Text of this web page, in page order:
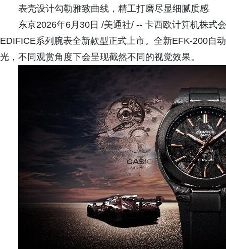
表壳设计勾勒雅致曲线，精工打磨尽显细腻质感
东京2026年6月30日 /美通社/ -- 卡西欧计算机株式
EDIFICE系列腕表全新款型正式上市。全新EFK-200自
光，不同观赏角度下会呈现截然不同的视觉效果。